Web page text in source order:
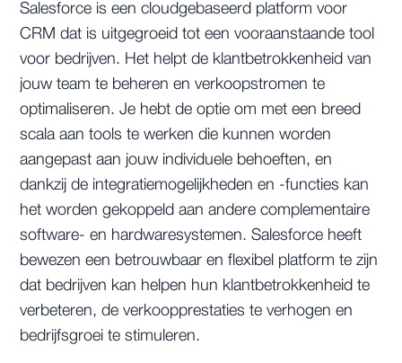
Salesforce is een cloudgebaseerd platform voor
CRM dat is uitgegroeid tot een vooraanstaande tool
voor bedrijven. Het helpt de klantbetrokkenheid van
jouw team te beheren en verkoopstromen te
optimaliseren. Je hebt de optie om met een breed
scala aan tools te werken die kunnen worden
aangepast aan jouw individuele behoeften, en
dankzij de integratiemogelijkheden en -functies kan
het worden gekoppeld aan andere complementaire
software- en hardwaresystemen. Salesforce heeft
bewezen een betrouwbaar en flexibel platform te zijn
dat bedrijven kan helpen hun klantbetrokkenheid te
verbeteren, de verkoopprestaties te verhogen en
bedrijfsgroei te stimuleren.